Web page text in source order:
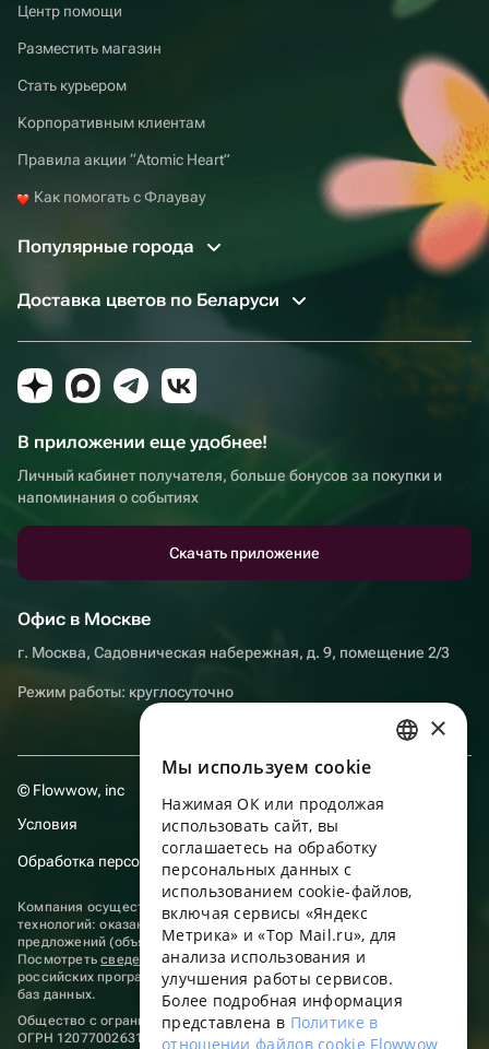
Центр помощи
Разместить магазин
Стать курьером
Корпоративным клиентам
Правила акции “Atomic Heart”
Как помогать с Флаувау
Популярные города
Доставка цветов по Беларуси
В приложении еще удобнее!
Личный кабинет получателя, больше бонусов за покупки и
напоминания о событиях
Скачать приложение
Офис в Москве
г. Москва, Садовническая набережная, д. 9, помещение 2/3
Режим работы: круглосуточно
© Flowwow, inc
Условия
Обработка персональных данных
Компания осуществляет деятельность в области информационных
технологий: оказание услуг в сети “Интернет” по размещению
предложений (объявлений) продавцов о реализации товаров.
Посмотретьсведения о программах, включенных в реестр
российских программ для электронных вычислительных машин и
баз данных.
Общество с ограниченной ответственностью «ФЛАУВАУ»
ОГРН 1207700263198, ИНН 9702020445
ENGLISH
UKRAINIAN
PORTUGUESE
FRENCH
×
Мы используем сookie
Нажимая ОК или продолжая
использовать сайт, вы
соглашаетесь на обработку
персональных данных с
использованием cookie-файлов,
включая сервисы «Яндекс
Метрика» и «Top Mail.ru», для
анализа использования и
улучшения работы сервисов.
Более подробная информация
представлена в Политике в
отношении файлов cookie Flowwow